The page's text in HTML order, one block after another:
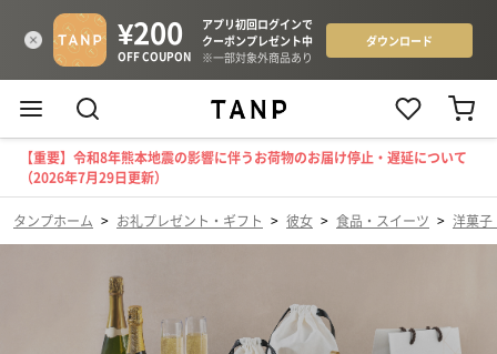
【重要】令和8年熊本地震の影響に伴うお荷物のお届け停止・遅延について
（2026年7月29日更新）
タンプホーム > お礼プレゼント・ギフト > 彼女 > 食品・スイーツ > 洋菓子